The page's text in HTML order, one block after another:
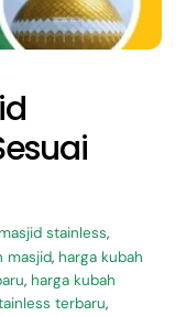
stainless,
masjid, harga kubah
, harga kubah
terbaru,